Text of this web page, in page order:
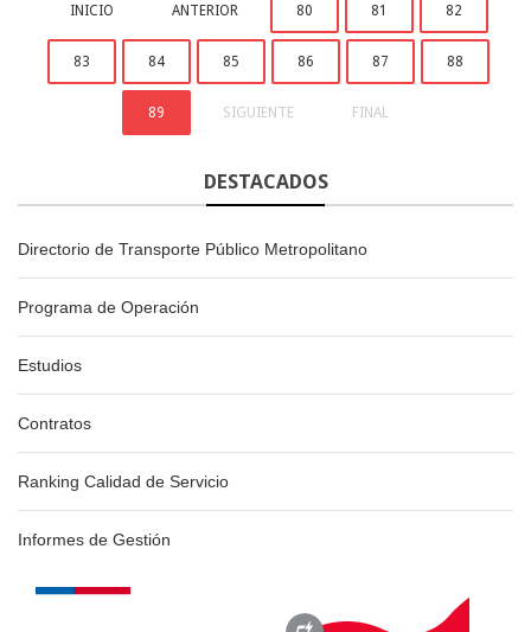
INICIO ANTERIOR 80 81 82
83 84 85 86 87 88
89 SIGUIENTE FINAL
DESTACADOS
Directorio de Transporte Público Metropolitano
Programa de Operación
Estudios
Contratos
Ranking Calidad de Servicio
Informes de Gestión